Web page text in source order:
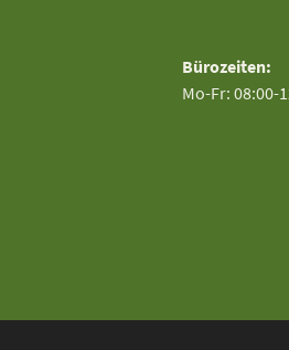
Bürozeiten:
Mo-Fr: 08:00-